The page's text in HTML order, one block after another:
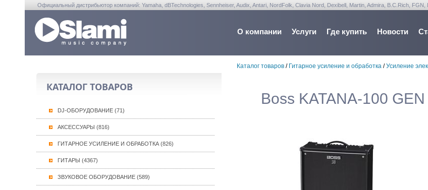
Официальный дистрибьютор компаний: Yamaha, dBTechnologies, Sennheiser, Audix, Antari, NordFolk, Clavia Nord, Dexibell, Martin, Admira, B.C.Rich, FGN,
О компании Услуги Где купить Новости
КАТАЛОГ ТОВАРОВ
DJ-ОБОРУДОВАНИЕ (71)
АКСЕССУАРЫ (816)
ГИТАРНОЕ УСИЛЕНИЕ И ОБРАБОТКА (826)
ГИТАРЫ (4367)
ЗВУКОВОЕ ОБОРУДОВАНИЕ (589)
Каталог товаров / Гитарное усиление и обработка /Усиление
Boss KATANA-100